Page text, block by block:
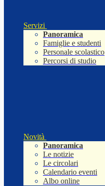
Servizi
Panoramica
Famiglie e studenti
Personale scolastico
Percorsi di studio
Novità
Panoramica
Le notizie
Le circolari
Calendario eventi
Albo online